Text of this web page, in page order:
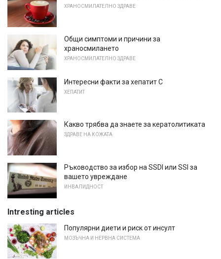
ХРАНОСМИЛАТЕЛНО ЗДРАВЕ
Общи симптоми и причини за
храносмилането
ХРАНОСМИЛАТЕЛНО ЗДРАВЕ
Интересни факти за хепатит С
ХЕПАТИТ
Какво трябва да знаете за кератолитиката
ЗДРАВЕ НА КОЖАТА
Ръководство за избор на SSDI или SSI за
вашето увреждане
ИНВАЛИДНОСТ
Intresting articles
Популярни диети и риск от инсулт
МОЗЪЧНА И НЕРВНА СИСТЕМА